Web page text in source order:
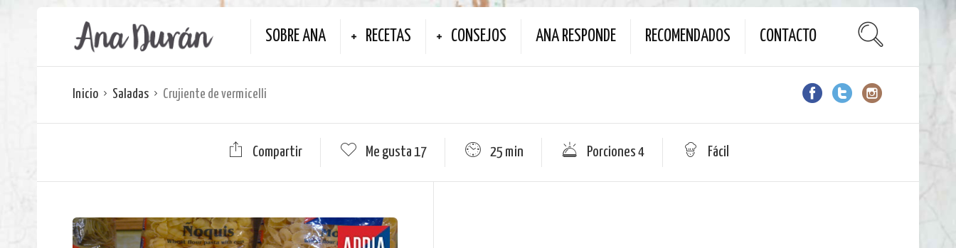
SOBRE ANA RECETAS CONSEJOS ANA RESPONDE RECOMENDADOS CONTACTO
Inicio Saladas Crujiente de vermicelli
Compartir Me gusta 17 25 min Porciones 4 Fácil